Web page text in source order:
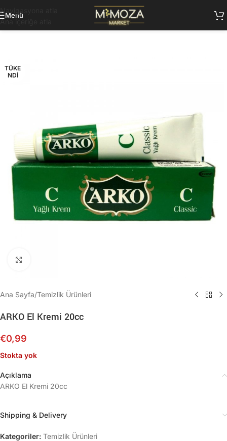
Navigasyona atla
Ana içeriğe atla
Menü
TÜKE
NDI
Ana Sayfa/Temizlik Ürünleri
ARKO El Kremi 20cc
€0,99
Stokta yok
Açıklama
ARKO El Kremi 20cc
Shipping & Delivery
Kategoriler: Temizlik Ürünleri